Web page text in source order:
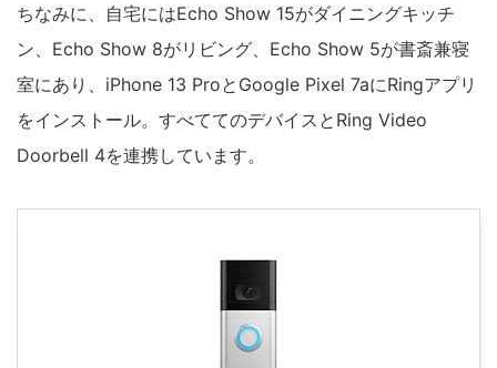
ちなみに、自宅にはEcho Show 15がダイニングキッチ
ン、Echo Show 8がリビング、Echo Show 5が書斎兼寝
室にあり、iPhone 13 ProとGoogle Pixel 7aにRingアプリ
をインストール。すべててのデバイスとRing Video
Doorbell 4を連携しています。